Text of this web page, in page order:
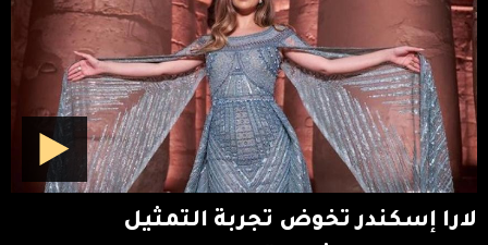
لارا إسكندر تخوض تجربة التمثيل